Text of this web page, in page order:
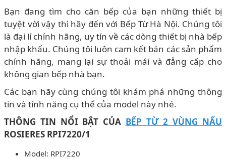
Bạn đang tìm cho căn bếp của bạn những thiết bị
tuyệt vời vậy thì hãy đến với Bếp Từ Hà Nội. Chúng tôi
là đại lí chính hãng, uy tín về các dòng thiết bị nhà bếp
nhập khẩu. Chúng tôi luôn cam kết bán các sản phẩm
chính hãng, mang lại sự thoải mái và đẳng cấp cho
không gian bếp nhà bạn.
Các bạn hãy cùng chúng tôi khám phá những thông
tin và tính năng cụ thể của model này nhé.
THÔNG TIN NỔI BẬT CỦA BẾP TỪ 2 VÙNG NẤU
ROSIERES RPI7220/1
Model: RPI7220